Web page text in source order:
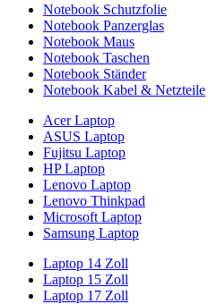
Notebook Schutzfolie
Notebook Panzerglas
Notebook Maus
Notebook Taschen
Notebook Ständer
Notebook Kabel & Netzteile
Acer Laptop
ASUS Laptop
Fujitsu Laptop
HP Laptop
Lenovo Laptop
Lenovo Thinkpad
Microsoft Laptop
Samsung Laptop
Laptop 14 Zoll
Laptop 15 Zoll
Laptop 17 Zoll